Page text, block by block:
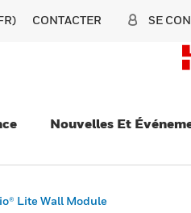
CONTACTER SE
Nouvelles Et
Lite Wall Module